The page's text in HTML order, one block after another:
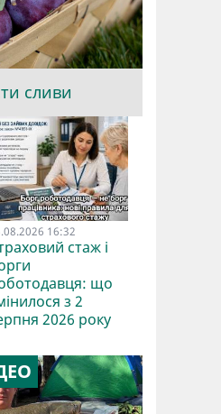
сливи
16:32
стаж і
що
з 2
2026 року